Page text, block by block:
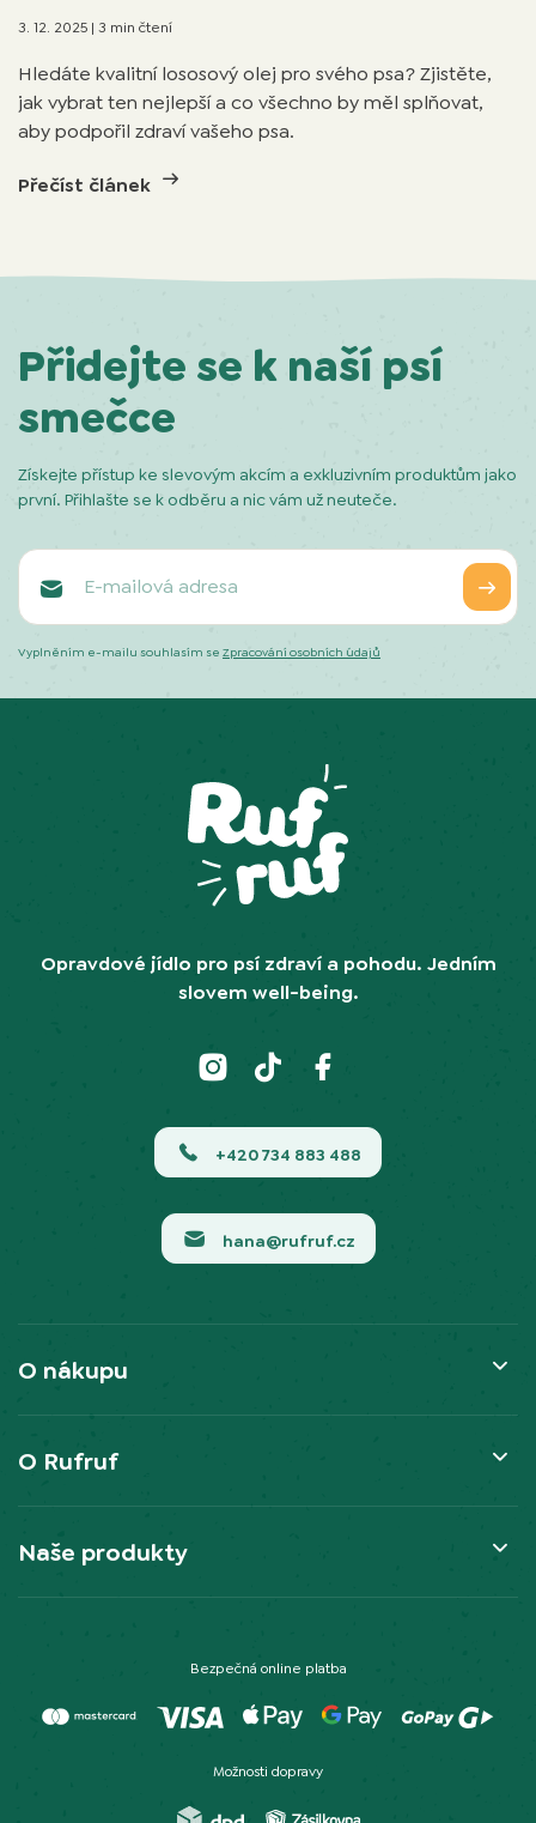
3. 12. 2025 | 3 min čtení
Hledáte kvalitní lososový olej pro svého psa? Zjistěte,
jak vybrat ten nejlepší a co všechno by měl splňovat,
aby podpořil zdraví vašeho psa.
Přečíst článek
Přidejte se k naší psí
smečce
Získejte přístup ke slevovým akcím a exkluzivním produktům jako
první. Přihlašte se k odběru a nic vám už neuteče.
Vyplněním e-mailu souhlasím se Zpracování osobních údajů
Opravdové jídlo pro psí zdraví a pohodu. Jedním
slovem well-being.
+420 734 883 488
hana@rufruf.cz
O nákupu
O Rufruf
Naše produkty
Bezpečná online platba
Možnosti dopravy